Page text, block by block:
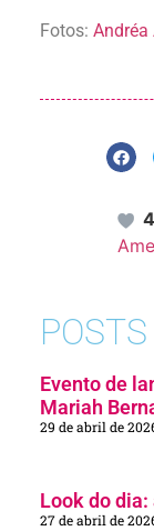
Fotos: Andréa
Evento de
Mariah
29 de abril de
Look do
27 de abril de